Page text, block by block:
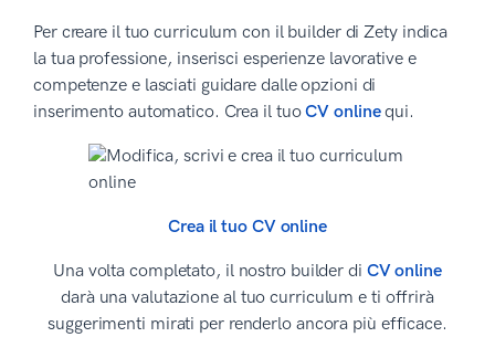
Per creare il tuo curriculum con il builder di Zety indica
la tua professione, inserisci esperienze lavorative e
competenze e lasciati guidare dalle opzioni di
inserimento automatico. Crea il tuo CV onlinequi.
Crea il tuo CV online
Una volta completato, il nostro builder di CV online
darà una valutazione al tuo curriculum e ti offrirà
suggerimenti mirati per renderlo ancora più efficace.